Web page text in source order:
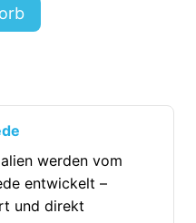
werden vom
entwickelt –
und direkt